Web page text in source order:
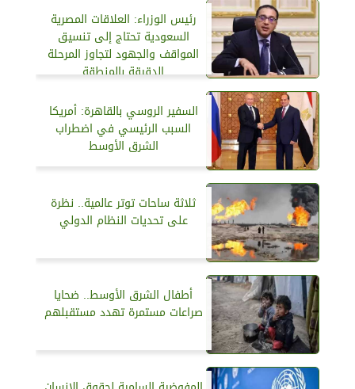
رئيس الوزراء: العلاقات المصرية
السعودية تحتاج إلى تنسيق
المواقف والجهود لتجاوز المرحلة
الدقيقة بالمنطقة
السفير الروسي بالقاهرة: أمريكا
السبب الرئيسي في اضطراب
الشرق الأوسط
ثلاثة ساحات توتر عالمية.. نظرة
على تحديات النظام الدولي
أطفال الشرق الأوسط.. ضحايا
صراعات مستمرة تهدد مستقبلهم